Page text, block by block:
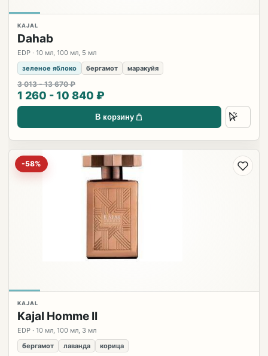
KAJAL
Dahab
EDP · 10 мл, 100 мл, 5 мл
зеленое яблоко
бергамот маракуйя
3 013 - 13 670 ₽
1 260 - 10 840 ₽
В корзину
-58%
KAJAL
Kajal Homme II
EDP · 10 мл, 100 мл, 3 мл
бергамот
лаванда корица